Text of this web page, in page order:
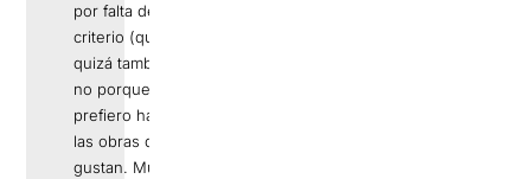
por falta de
criterio (que
quizá también), si
no porque
prefiero hablar de
las obras que me
gustan. Muy lejos